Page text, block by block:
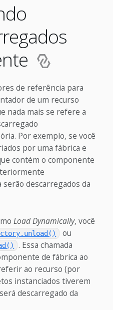
de referência para
de um recurso
nada mais se refere a
Por exemplo, se você
por uma fábrica e
contém o componente
descarregados da
Load Dynamically, você
ou
. Essa chamada
de fábrica ao
ao recurso (por
instanciados tiverem
descarregado da